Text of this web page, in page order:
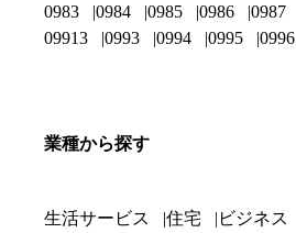
0983
0984 0985 0986 0987
09913
0993 0994 0995 0996
業種から探す
生活サービス 住宅 ビジネス